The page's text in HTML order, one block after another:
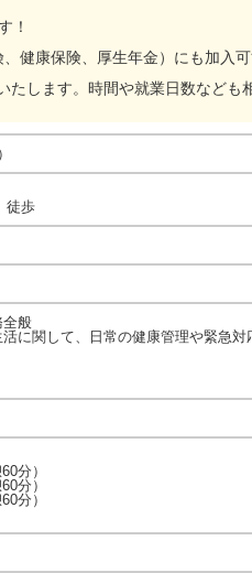
！
健康保険、厚生年金）にも加入可
します。時間や就業日数など
徒歩
全般
に関して、日常の健康管理や緊急
分）
分）
分）